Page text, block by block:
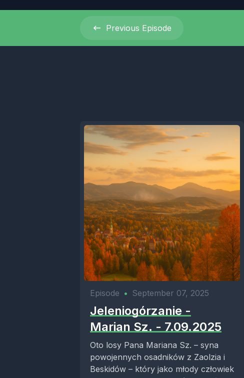
Previous Episode
Episode • September 07, 2025
Jeleniogórzanie -
Marian Sz. - 7.09.2025
Oto losy Pana Mariana Sz. – syna
powojennych osadników z Zaolzia i
Beskidów – który jako młody człowiek